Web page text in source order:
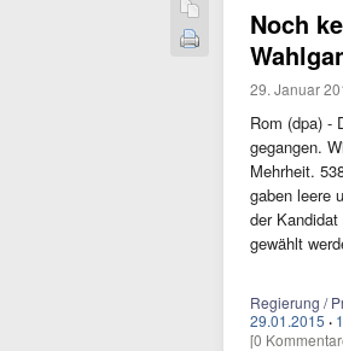
Noch
29. Januar
Rom (dpa) -
gegangen.
Mehrheit.
gaben leere
der
gewählt
Regierung /
29.01.2015 ·
[0